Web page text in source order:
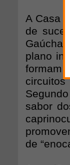
A Casa
de
plano
sabor
de